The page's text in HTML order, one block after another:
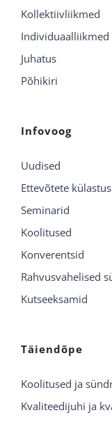
Kollektiivliikmed
Individuaalliikmed
Juhatus
Põhikiri
Infovoog
Uudised
Ettevõtete
Seminarid
Koolitused
Konverentsid
Rahvusvahelised
Kutseeksamid
Täiendõpe
Koolitused ja
Kvaliteedijuhi ja